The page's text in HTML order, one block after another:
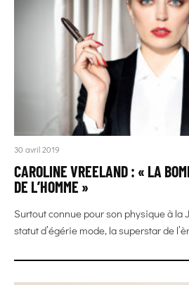
30 avril 2019
CAROLINE VREELAND : « LA
DE L’HOMME »
Surtout connue pour son physique à la
statut d’égérie mode, la superstar de